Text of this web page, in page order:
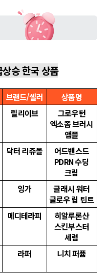
승 한국 상품
브랜드/셀러
상품명
릴리이브
그로우턴
엑소좀 브러시
앰플
닥터 리쥬몰
어드밴스드
PDRN 수딩
크림
잉가
글래시 워터
글로우 립 틴트
메디테라피
히알루론산
스킨부스터
세럼
라퍼 니치 퍼퓸